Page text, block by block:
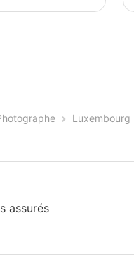
Luxembourg
assurés